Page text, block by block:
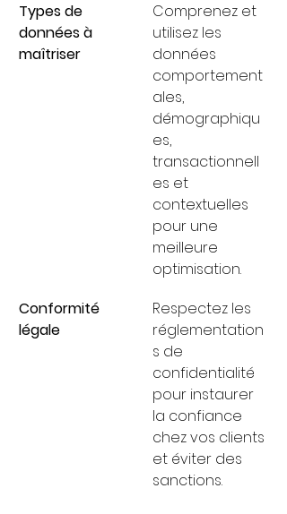
Types de
données à
maîtriser
Comprenez et
utilisez les
données
comportement
ales,
démographiqu
es,
transactionnell
es et
contextuelles
pour une
meilleure
optimisation.
Conformité
légale
Respectez les
réglementation
s de
confidentialité
pour instaurer
la confiance
chez vos clients
et éviter des
sanctions.